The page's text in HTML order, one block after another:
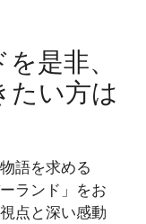
是非、
たい方は
語を求める
ランド」をお
点と深い感動